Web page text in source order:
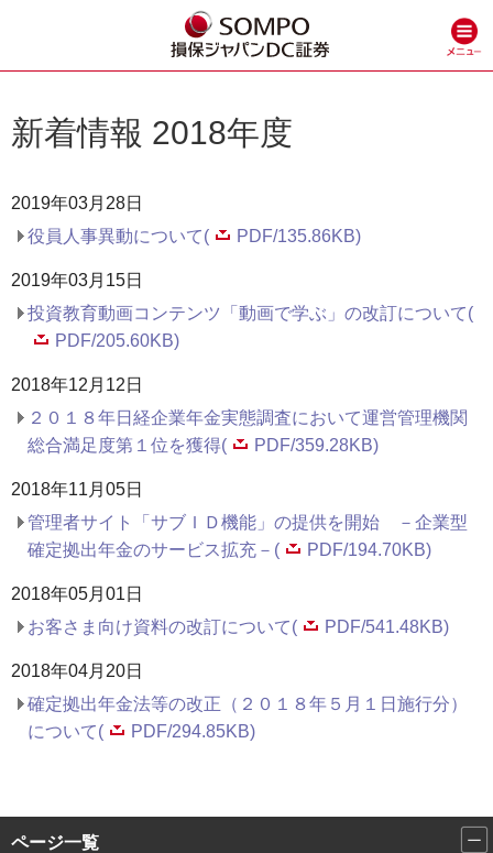
新着情報 2018年度
2019年03月28日
役員人事異動について(
PDF/135.86KB)
2019年03月15日
投資教育動画コンテンツ「動画で学ぶ」の改訂について(
PDF/205.60KB)
2018年12月12日
２０１８年日経企業年金実態調査において運営管理機関
総合満足度第１位を獲得(
PDF/359.28KB)
2018年11月05日
管理者サイト「サブＩＤ機能」の提供を開始 －企業型
確定拠出年金のサービス拡充－(
PDF/194.70KB)
2018年05月01日
お客さま向け資料の改訂について(
PDF/541.48KB)
2018年04月20日
確定拠出年金法等の改正（２０１８年５月１日施行分）
について(
PDF/294.85KB)
ページ一覧